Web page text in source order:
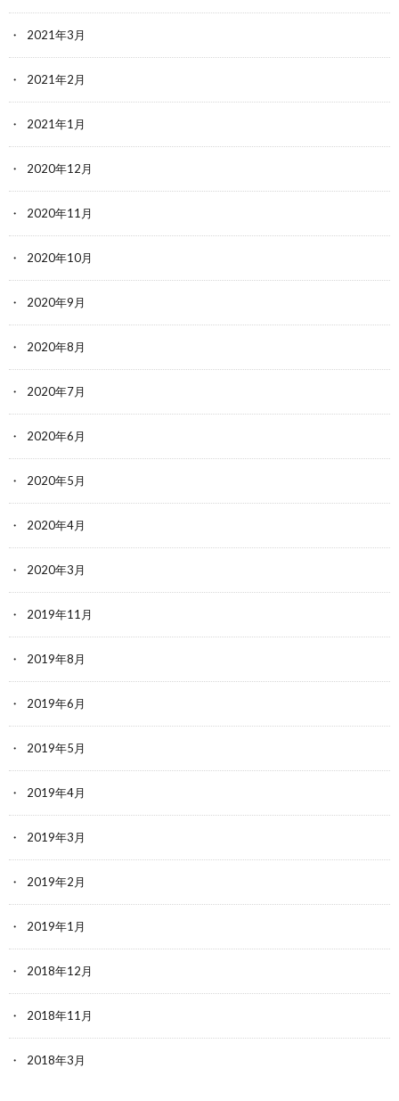
2021年3月
2021年2月
2021年1月
2020年12月
2020年11月
2020年10月
2020年9月
2020年8月
2020年7月
2020年6月
2020年5月
2020年4月
2020年3月
2019年11月
2019年8月
2019年6月
2019年5月
2019年4月
2019年3月
2019年2月
2019年1月
2018年12月
2018年11月
2018年3月